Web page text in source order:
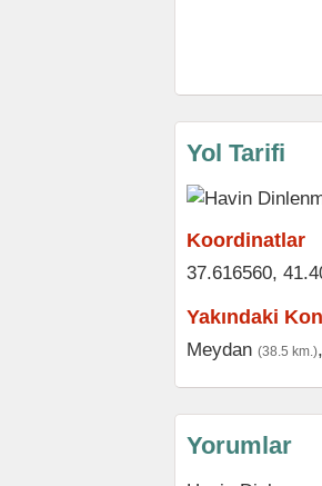
Yol Tarifi
Koordinatlar
37.616560,
Yakındaki
Meydan (38.5 km.),
Yorumlar